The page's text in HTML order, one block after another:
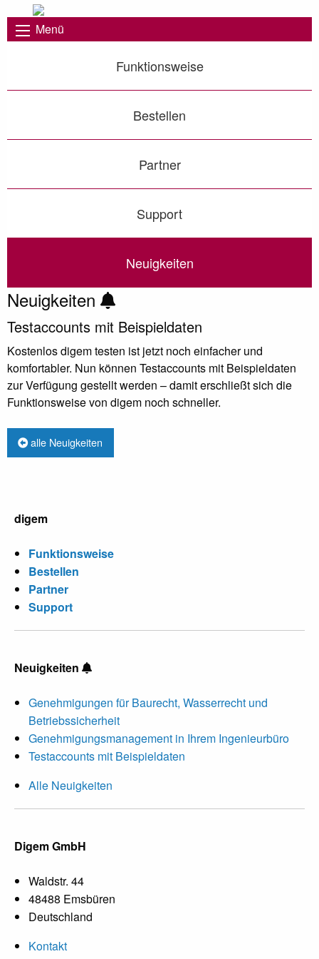
Menü
Funktionsweise
Bestellen
Partner
Support
Neuigkeiten
Neuigkeiten
Testaccounts mit Beispieldaten
Kostenlos digem testen ist jetzt noch einfacher und
komfortabler. Nun können Testaccounts mit Beispieldaten
zur Verfügung gestellt werden – damit erschließt sich die
Funktionsweise von digem noch schneller.
alle Neuigkeiten
digem
Funktionsweise
Bestellen
Partner
Support
Neuigkeiten
Genehmigungen für Baurecht, Wasserrecht und
Betriebssicherheit
Genehmigungsmanagement in Ihrem Ingenieurbüro
Testaccounts mit Beispieldaten
Alle Neuigkeiten
Digem GmbH
Waldstr. 44
48488 Emsbüren
Deutschland
Kontakt